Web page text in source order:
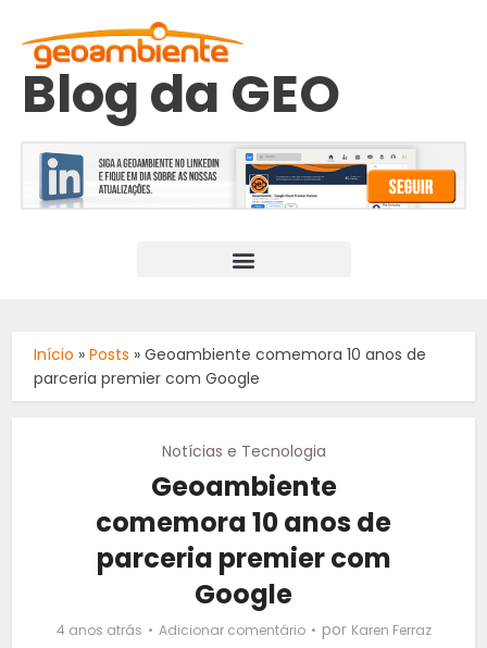
Blog da GEO
Início »Posts »Geoambiente comemora 10 anos de
parceria premier com Google
Notícias e Tecnologia
Geoambiente
comemora 10 anos de
parceria premier com
Google
4 anos atrás Adicionar comentário por Karen Ferraz